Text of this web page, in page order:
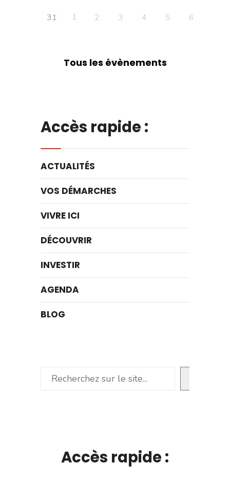
31
1 2 3 4 5 6
Tous les évènements
Accès rapide :
ACTUALITÉS
VOS DÉMARCHES
VIVRE ICI
DÉCOUVRIR
INVESTIR
AGENDA
BLOG
Rechercher
Accès rapide :